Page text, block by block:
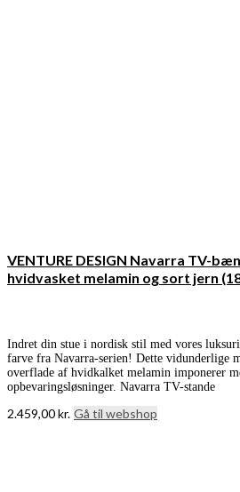
VENTURE DESIGN Navarra TV-
hvidvasket melamin og sort jern
Indret din stue i nordisk stil med vores
farve fra Navarra-serien! Dette vidunderlige
overflade af hvidkalket melamin imponerer
opbevaringsløsninger. Navarra TV-stande
2.459,00kr. Gå til webshop